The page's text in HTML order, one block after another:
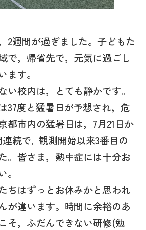
2週間が過ぎました。子どもた
で，帰省先で，元気に過ごし
ます。
い校内は，とても静かです。
37度と猛暑日が予想され，危
都市内の猛暑日は，7月21日か
連続で， 観測開始以来3番目の
。皆さま，熱中症には十分お
。
ちはずっとお休みかと思われ
が違います。時間に余裕のあ
そ，ふだんできない研修(勉